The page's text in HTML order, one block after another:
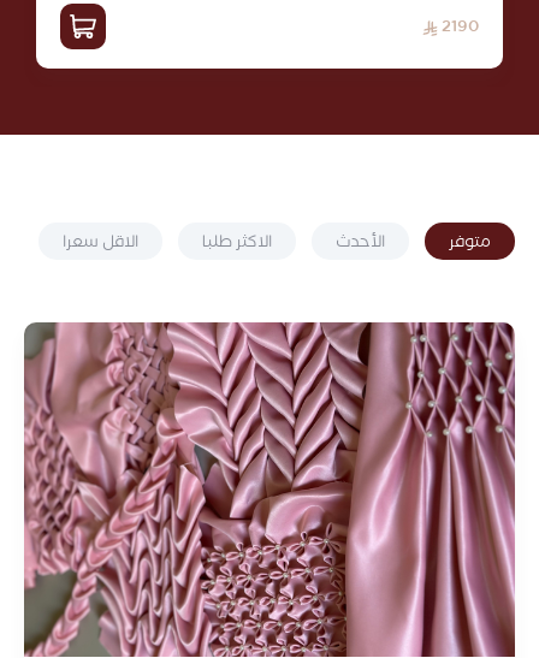
2190
متوفر الأحدث الاكثر طلبا الاقل سعرا